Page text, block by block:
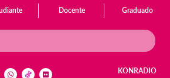
Docente Graduado
KONRADIO